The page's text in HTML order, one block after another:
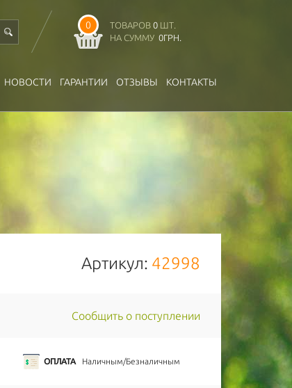
0 ТОВАРОВ 0 ШТ.
НА СУММУ 0ГРН.
НОВОСТИ ГАРАНТИИ ОТЗЫВЫ КОНТАКТЫ
Артикул: 42998
Сообщить о поступлении
ОПЛАТА Наличным/Безналичным